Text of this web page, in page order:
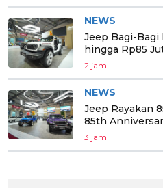
NEWS
Jeep Bagi-Bagi
hingga Rp85
2 jam
NEWS
Jeep Rayakan
85th
3 jam